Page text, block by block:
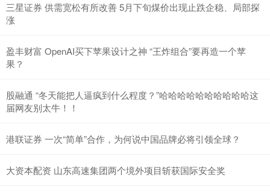
三星证券 供需宽松有所改善 5月下旬煤价出现止跌企稳、局部探
涨
盈丰财富 OpenAI买下苹果设计之神 “王炸组合”要再造一个苹
果？
股融通 “冬天能把人逼疯到什么程度？”哈哈哈哈哈哈哈哈哈哈这
届网友别太牛！！
港联证券 一次“简单”合作，为何说中国品牌必将引领全球？
大资本配资 山东高速集团两个境外项目斩获国际安全奖